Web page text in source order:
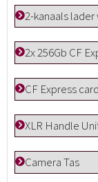
2-kanaals
2x 256Gb CF
CF Express
XLR Handle
Camera Tas